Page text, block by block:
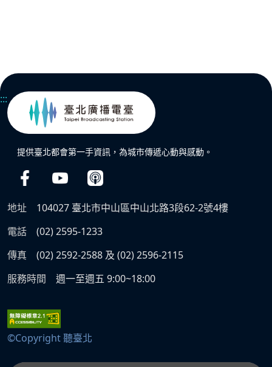
:::
提供臺北都會第一手資訊，為城市傳遞心動與感動。
地址
104027 臺北市中山區中山北路3段62-2號4樓
電話
(02) 2595-1233
傳真
(02) 2592-2588 及 (02) 2596-2115
服務時間
週一至週五 9:00~18:00
©Copyright 聽臺北